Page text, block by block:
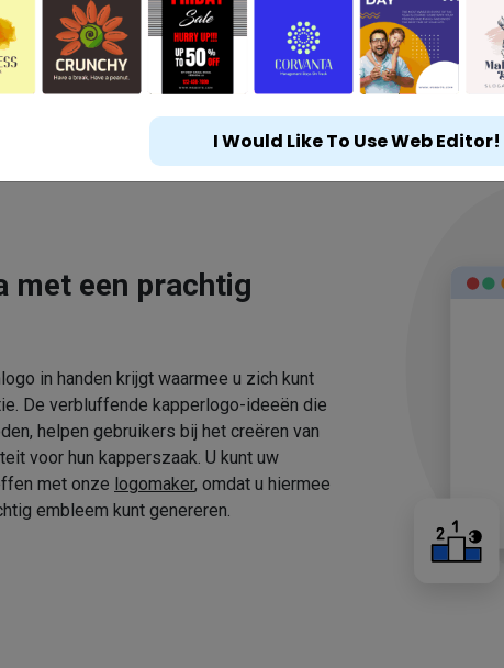
met een prachtig
in handen krijgt waarmee u zich kunt
De verbluffende kapperlogo-ideeën die
helpen gebruikers bij het creëren van
voor hun kapperszaak. U kunt uw
met onze logomaker, omdat u hiermee
embleem kunt genereren.
I Would Like To Use Web Editor!